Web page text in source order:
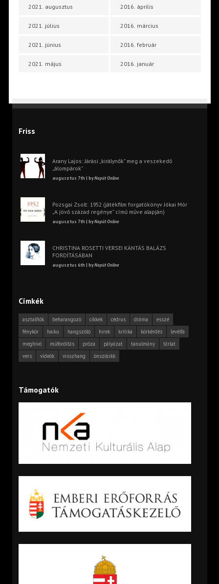
2021. augusztus
2021. július
2021. június
2021. május
2016. április
2016. március
2016. február
2016. január
Friss
Arany Lajos: Járási „királynők” meg a veszekedő
„álompárok”
augusztus 7th | byNapút Online
Pozsgai Zsolt: 1952 (játékfilm forgatókönyv Jókai Mór
„A jövő század regénye” című műve alapján)
augusztus 7th | byNapút Online
CHRISTINA ROSETTI VERSEI KÁNTÁS BALÁZS
FORDÍTÁSÁBAN
augusztus 6th | byNapút Online
Címkék
asztalfiók beharangozó cikkek cédrus dráma
esszé
fénykör
haiku hangszóló hírek kritika körkérdés
levélfa
meghívó
műfordítás próza pályázat tanulmány
tárlat
vers
videók visszhang önszócikk
Támogatók